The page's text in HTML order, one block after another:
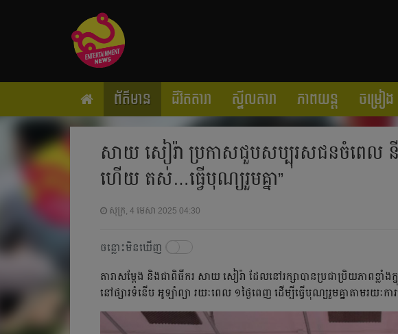
ព័ត៌មាន ជីវិតតារា ស្ទីលតារា ភាពយន្ត ចម្រៀង
សាយ សៀរ៉ា ប្រកាសជួបសប្បុរសជនចំពេល នី
ហើយ តស់…ធ្វើបុណ្យរួមគ្នា”
សុក្រ, 4 មេសា 2025 04:30
ចន្លោះមិនឃើញ
តារាសម្ដែង និងជាពិធីករ សាយ សៀរ៉ា ដែលនៅរក្សាបានប្រជាប្រិយភាពខ្លាំ
នៅផ្សារទំនើប អូឡាំព្យា រយៈពេល ១ថ្ងៃពេញ ដើម្បីធ្វើបុណ្យរួមគ្នាតាមរយៈក